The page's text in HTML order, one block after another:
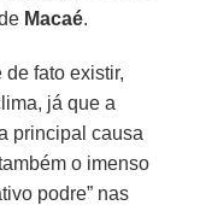
Macaé.
de fato existir,
já que a
principal causa
o imenso
podre” nas